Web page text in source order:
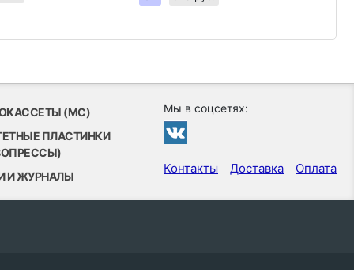
(MC)
ПЛАСТИНКИ
И ЖУРНАЛЫ
Мы в соцсетях:
Контакты Доставка Оплата